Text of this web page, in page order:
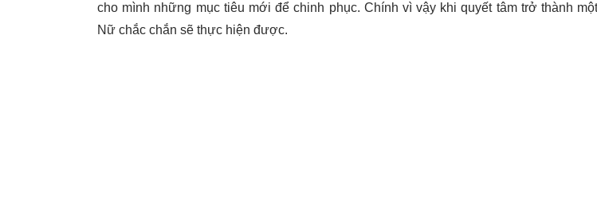
cho mình những mục tiêu mới để chinh phục. Chính vì vậy khi quyết tâm trở thành
Nữ chắc chắn sẽ thực hiện được.